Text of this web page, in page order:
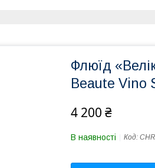
Флюїд
Beaute Vino
4 200 ₴
В наявності Код: